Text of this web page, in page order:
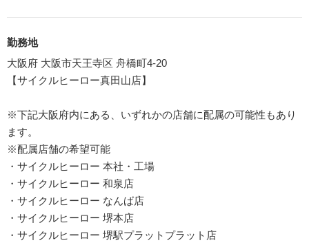
勤務地
大阪府 大阪市天王寺区 舟橋町4-20
【サイクルヒーロー真田山店】
※下記大阪府内にある、いずれかの店舗に配属の可能性もあり
ます。
※配属店舗の希望可能
・サイクルヒーロー 本社・工場
・サイクルヒーロー 和泉店
・サイクルヒーロー なんば店
・サイクルヒーロー 堺本店
・サイクルヒーロー 堺駅プラットプラット店